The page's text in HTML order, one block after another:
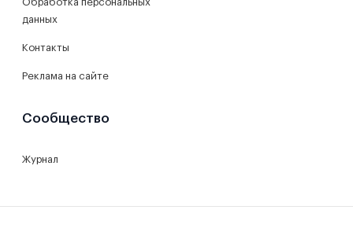
данных
Контакты
Реклама на сайте
Сообщество
Журнал